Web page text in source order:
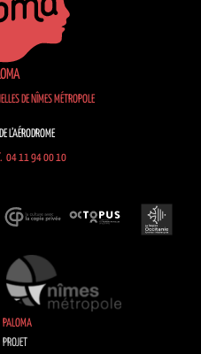
DE NÎMES MÉTROPOLE
L’AÉRODROME
T. 04 11 94 00 10
PALOMA
PROJET